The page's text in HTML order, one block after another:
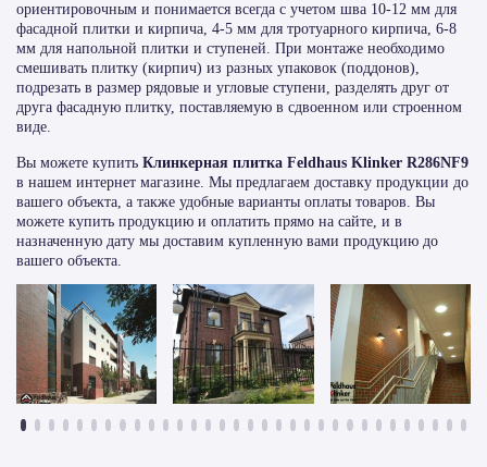
ориентировочным и понимается всегда с учетом шва 10-12 мм для
фасадной плитки и кирпича, 4-5 мм для тротуарного кирпича, 6-8
мм для напольной плитки и ступеней. При монтаже необходимо
смешивать плитку (кирпич) из разных упаковок (поддонов),
подрезать в размер рядовые и угловые ступени, разделять друг от
друга фасадную плитку, поставляемую в сдвоенном или строенном
виде.
Вы можете купить Клинкерная плитка Feldhaus Klinker R286NF9
в нашем интернет магазине. Мы предлагаем доставку продукции до
вашего объекта, а также удобные варианты оплаты товаров. Вы
можете купить продукцию и оплатить прямо на сайте, и в
назначенную дату мы доставим купленную вами продукцию до
вашего объекта.